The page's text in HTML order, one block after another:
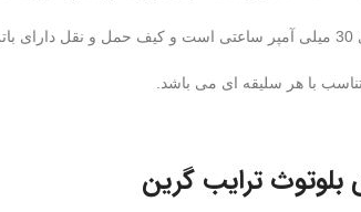
با هر سلیقه ای می باشد.
ترایب گرین